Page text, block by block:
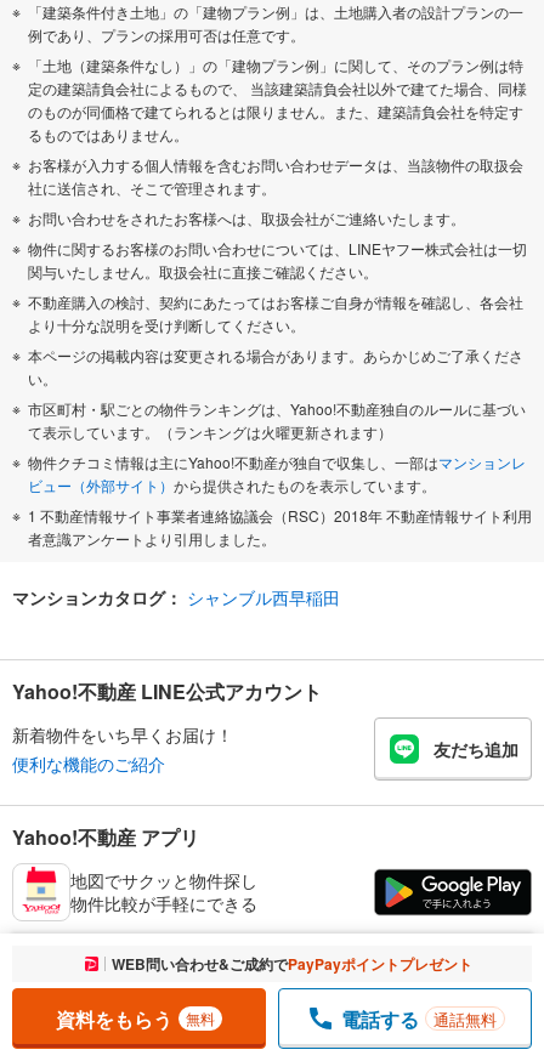
「建築条件付き土地」の「建物プラン例」は、土地購入者の設計プランの一
例であり、プランの採用可否は任意です。
「土地（建築条件なし）」の「建物プラン例」に関して、そのプラン例は特
定の建築請負会社によるもので、 当該建築請負会社以外で建てた場合、同様
のものが同価格で建てられるとは限りません。また、建築請負会社を特定す
るものではありません。
お客様が入力する個人情報を含むお問い合わせデータは、当該物件の取扱会
社に送信され、そこで管理されます。
お問い合わせをされたお客様へは、取扱会社がご連絡いたします。
物件に関するお客様のお問い合わせについては、LINEヤフー株式会社は一切
関与いたしません。取扱会社に直接ご確認ください。
不動産購入の検討、契約にあたってはお客様ご自身が情報を確認し、各会社
より十分な説明を受け判断してください。
本ページの掲載内容は変更される場合があります。あらかじめご了承くださ
い。
市区町村・駅ごとの物件ランキングは、Yahoo!不動産独自のルールに基づい
て表示しています。（ランキングは火曜更新されます）
物件クチコミ情報は主にYahoo!不動産が独自で収集し、一部はマンションレ
ビュー（外部サイト） から提供されたものを表示しています。
1 不動産情報サイト事業者連絡協議会（RSC）2018年 不動産情報サイト利用
者意識アンケートより引用しました。
マンションカタログ： シャンブル西早稲田
お気に入りに追加しました。 一覧を開く
WEB問い合わせ&ご成約でPayPayポイントプレゼント
資料をもらう 無料 電話する 通話無料
Yahoo!不動産 LINE公式アカウント
新着物件をいち早くお届け！
便利な機能のご紹介
友だち追加
Yahoo!不動産 アプリ
地図でサクッと物件探し
物件比較が手軽にできる
東京都の中古マンションを探す
路線・駅から探す 地域から探す
新宿区の不動産情報を探す